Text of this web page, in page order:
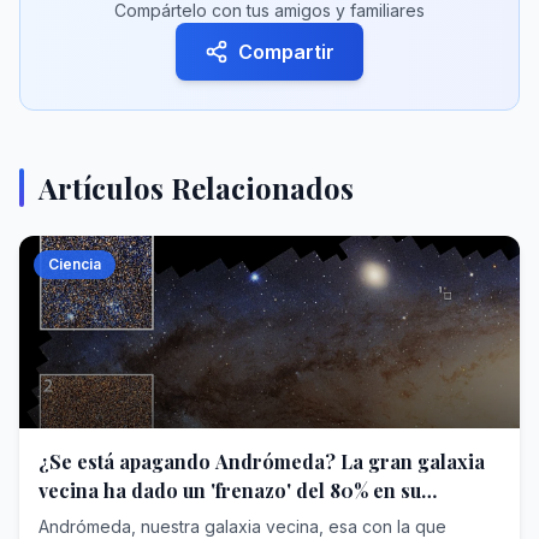
Compártelo con tus amigos y familiares
Compartir
Artículos Relacionados
Ciencia
¿Se está apagando Andrómeda? La gran galaxia
vecina ha dado un 'frenazo' del 80% en su
capacidad para crear estrellas
Andrómeda, nuestra galaxia vecina, esa con la que